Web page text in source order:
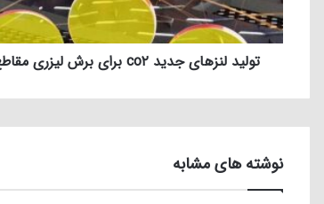
تولید لنزهای جدید co۲ برای برش لیزری مقاطع سنگین فولادی
نوشته های مشابه